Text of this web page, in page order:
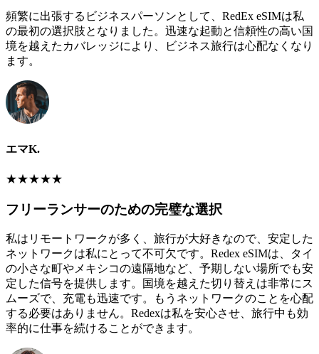
頻繁に出張するビジネスパーソンとして、RedEx eSIMは私
の最初の選択肢となりました。迅速な起動と信頼性の高い国
境を越えたカバレッジにより、ビジネス旅行は心配なくなり
ます。
エマK.
★★★★★
フリーランサーのための完璧な選択
私はリモートワークが多く、旅行が大好きなので、安定した
ネットワークは私にとって不可欠です。Redex eSIMは、タイ
の小さな町やメキシコの遠隔地など、予期しない場所でも安
定した信号を提供します。国境を越えた切り替えは非常にス
ムーズで、充電も迅速です。もうネットワークのことを心配
する必要はありません。Redexは私を安心させ、旅行中も効
率的に仕事を続けることができます。